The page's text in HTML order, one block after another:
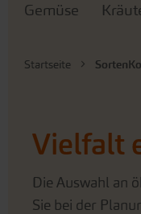
Gemüse
Startseite
Vielfalt
Die Auswahl an
Sie bei der